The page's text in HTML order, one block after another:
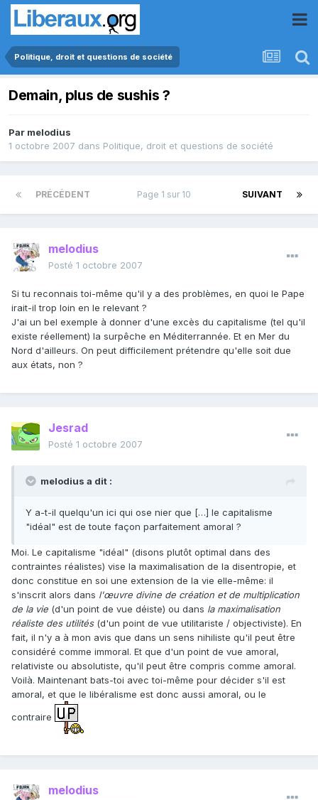
Politique, droit et questions de société
Demain, plus de sushis ?
Par melodius
1 octobre 2007 dans Politique, droit et questions de société
PRÉCÉDENT SUIVANT
Page 1 sur 10
melodius
Posté 1 octobre 2007
Si tu reconnais toi-même qu'il y a des problèmes, en quoi le Pape
irait-il trop loin en le relevant ?
J'ai un bel exemple à donner d'une excès du capitalisme (tel qu'il
existe réellement) la surpêche en Méditerrannée. Et en Mer du
Nord d'ailleurs. On peut difficilement prétendre qu'elle soit due
aux états, non ?
Jesrad
Posté 1 octobre 2007
melodius a dit :
Y a-t-il quelqu'un ici qui ose nier que […] le capitalisme
"idéal" est de toute façon parfaitement amoral ?
Moi. Le capitalisme "idéal" (disons plutôt optimal dans des
contraintes réalistes) vise la maximalisation de la disentropie, et
donc constitue en soi une extension de la vie elle-même: il
s'inscrit alors dans l'œuvre divine de création et de multiplication
de la vie (d'un point de vue déiste) ou dans la maximalisation
réaliste des utilités(d'un point de vue utilitariste / objectiviste). En
fait, il n'y a à mon avis que dans un sens nihiliste qu'il peut être
considéré comme immoral. Et que d'un point de vue amoral,
relativiste ou absolutiste, qu'il peut être compris comme amoral.
Voilà. Maintenant bats-toi avec toi-même pour décider s'il est
amoral, et que le libéralisme est donc aussi amoral, ou le
contraire
melodius